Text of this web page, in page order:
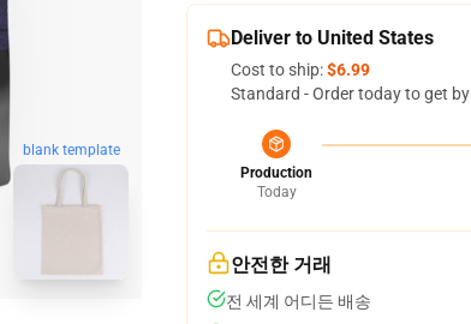
blank template
Deliver to United States
Cost to ship:$6.99
Standard - Order today to get by
Production
Today
안전한 거래
전 세계 어디든 배송